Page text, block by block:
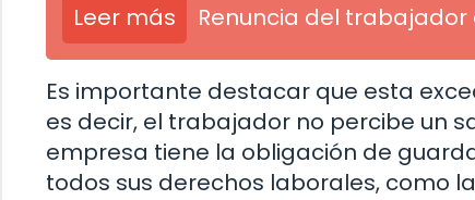
Leer más Renuncia del
Es importante destacar que esta
es decir, el trabajador no percibe un
empresa tiene la obligación de
todos sus derechos laborales, como